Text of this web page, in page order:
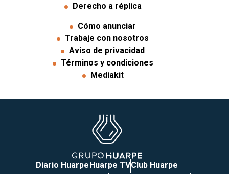
Derecho a réplica
Cómo anunciar
Trabaje con nosotros
Aviso de privacidad
Términos y condiciones
Mediakit
Diario HuarpeHuarpe TVClub Huarpe